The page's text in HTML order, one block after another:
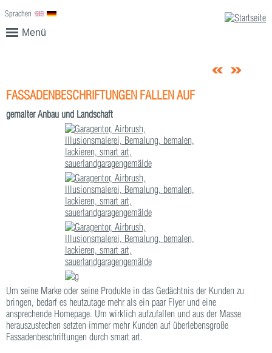
Menü
Sprachen English
FASSADENBESCHRIFTUNGEN FALLEN AUF
gemalter Anbau und Landschaft
Um seine Marke oder seine Produkte in das Gedächtnis der Kunden zu
bringen, bedarf es heutzutage mehr als ein paar Flyer und eine
ansprechende Homepage. Um wirklich aufzufallen und aus der Masse
herauszustechen setzten immer mehr Kunden auf überlebensgroße
Fassadenbeschriftungen durch smart art.